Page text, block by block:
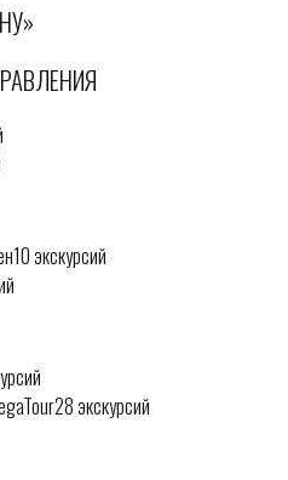
экскурсий
экскурсий